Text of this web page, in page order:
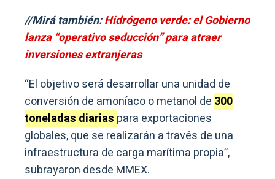
//Mirá también:Hidrógeno verde: el Gobierno
lanza “operativo seducción” para atraer
inversiones extranjeras
“El objetivo será desarrollar una unidad de
conversión de amoníaco o metanol de 300
toneladas diarias para exportaciones
globales, que se realizarán a través de una
infraestructura de carga marítima propia”,
subrayaron desde MMEX.